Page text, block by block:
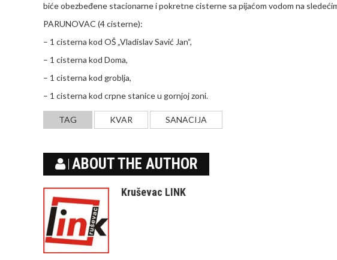
biće obezbeđene stacionarne i pokretne cisterne sa pijaćom vodom na
PARUNOVAC (4 cisterne):
– 1 cisterna kod OŠ „Vladislav Savić Jan“,
– 1 cisterna kod Doma,
– 1 cisterna kod groblja,
– 1 cisterna kod crpne stanice u gornjoj zoni.
TAG KVAR SANACIJA
ABOUT THE AUTHOR
Kruševac LINK